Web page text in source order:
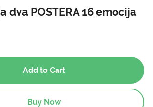
dva POSTERA 16 emocija
Add to Cart
Buy Now